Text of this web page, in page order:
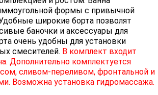
формы с привычной
широкие борта позволят
баночки и аксессуары для
очень удобны для установки
смесителей. В комплект входит
Дополнительно комплектуется
сливом-переливом, фронтальной и
Возможна установка гидромассажа.